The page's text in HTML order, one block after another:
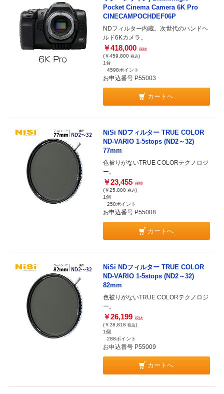
Pocket Cinema Camera 6K Pro
CINECAMPOCHDEF06P
NDフィルター内蔵。次世代のハンドヘ
ルド6Kカメラ。
￥418,000 税抜
(￥459,800 税込)
1台
4598ポイント
お申込番号 P55003
カートへ
NiSi NDフィルター TRUE COLOR
ND-VARIO 1-5stops (ND2～32)
77mm
色被りがないTRUE COLORテクノロジ
ー。
￥23,455 税抜
(￥25,800 税込)
1個
258ポイント
お申込番号 P55008
カートへ
NiSi NDフィルター TRUE COLOR
ND-VARIO 1-5stops (ND2～32)
82mm
色被りがないTRUE COLORテクノロジ
ー。
￥26,199 税抜
(￥28,818 税込)
1個
288ポイント
お申込番号 P55009
カートへ